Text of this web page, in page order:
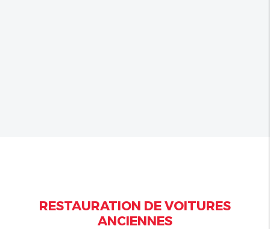
RESTAURATION DE VOITURES
ANCIENNES